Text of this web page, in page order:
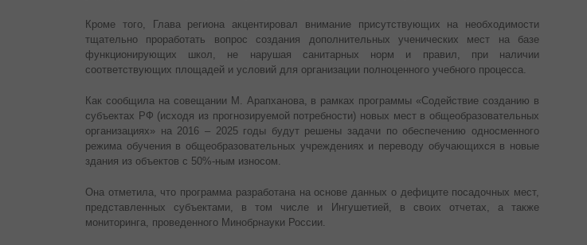
Кроме того, Глава региона акцентировал внимание присутствующих на необходимости
тщательно проработать вопрос создания дополнительных ученических мест на базе
функционирующих школ, не нарушая санитарных норм и правил, при наличии
соответствующих площадей и условий для организации полноценного учебного процесса.
Как сообщила на совещании М. Арапханова, в рамках программы «Содействие созданию в
субъектах РФ (исходя из прогнозируемой потребности) новых мест в общеобразовательных
организациях» на 2016 – 2025 годы будут решены задачи по обеспечению односменного
режима обучения в общеобразовательных учреждениях и переводу обучающихся в новые
здания из объектов с 50%-ным износом.
Она отметила, что программа разработана на основе данных о дефиците посадочных мест,
представленных субъектами, в том числе и Ингушетией, в своих отчетах, а также
мониторинга, проведенного Минобрнауки России.